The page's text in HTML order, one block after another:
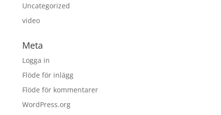
Uncategorized
video
Meta
Logga in
Flöde för inlägg
Flöde för kommentarer
WordPress.org